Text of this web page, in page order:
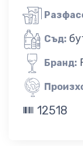
Съд:
Бранд:
12518